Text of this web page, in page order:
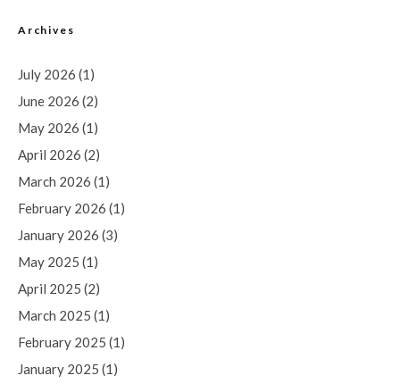
Archives
July 2026 (1)
June 2026 (2)
May 2026 (1)
April 2026 (2)
March 2026 (1)
February 2026 (1)
January 2026 (3)
May 2025 (1)
April 2025 (2)
March 2025 (1)
February 2025 (1)
January 2025 (1)